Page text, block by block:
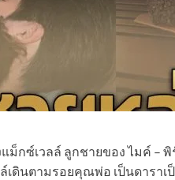
ม็กซ์เวลล์ ลูกชายของ ไมค์
เดินตามรอยคุณพ่อ เป็นดาราเ